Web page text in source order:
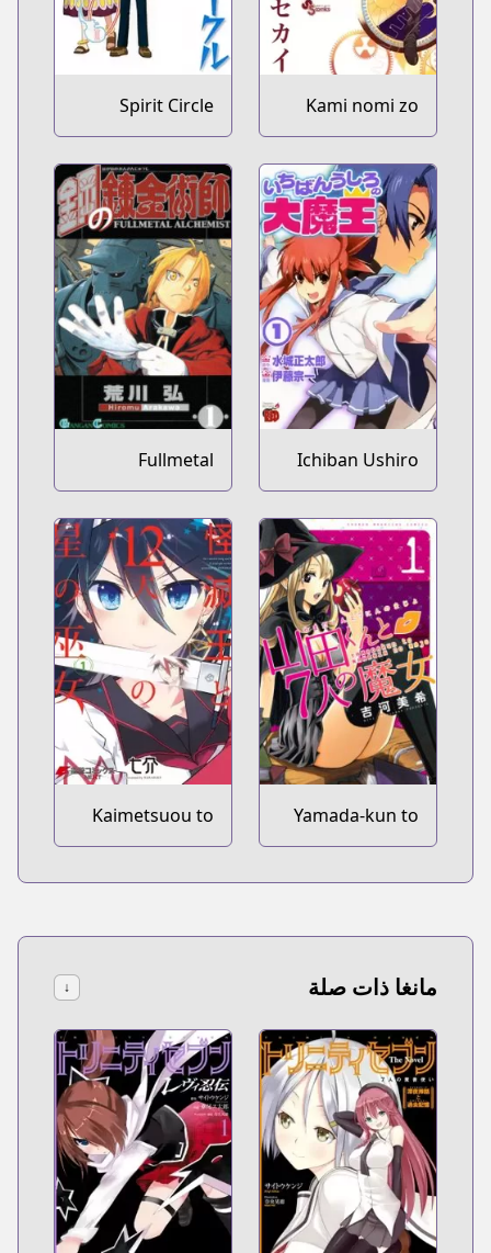
Kami nomi zo
Shiru Sekai
Spirit Circle
Ichiban Ushiro
no Daimaou
Fullmetal
Alchemist
Yamada-kun to
7-nin no Majo
Kaimetsuou to
12-nin no Hoshi
مانغا ذات صلة ↓